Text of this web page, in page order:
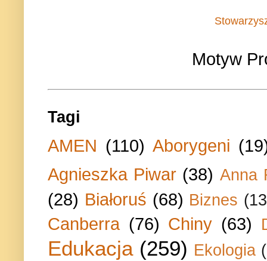
Motyw
Tagi
AMEN (110) Aborygeni
Agnieszka Piwar (38) Anna
(28) Białoruś (68) Biznes
Canberra (76) Chiny (63)
Edukacja (259) Ekologia